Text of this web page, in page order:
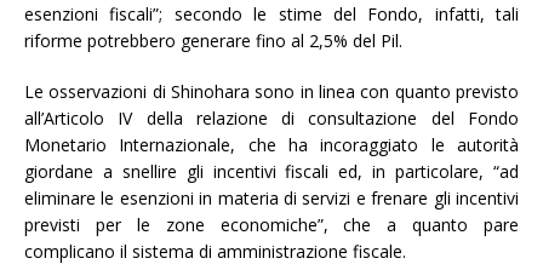
esenzioni fiscali”; secondo le stime del Fondo, infatti, tali
riforme potrebbero generare fino al 2,5% del Pil.
Le osservazioni di Shinohara sono in linea con quanto previsto
all’Articolo IV della relazione di consultazione del Fondo
Monetario Internazionale, che ha incoraggiato le autorità
giordane a snellire gli incentivi fiscali ed, in particolare, “ad
eliminare le esenzioni in materia di servizi e frenare gli incentivi
previsti per le zone economiche”, che a quanto pare
complicano il sistema di amministrazione fiscale.